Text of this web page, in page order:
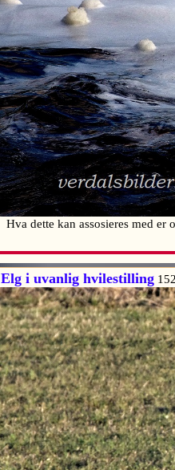
Hva dette kan assosieres med
Elg i uvanlig hvilestilling